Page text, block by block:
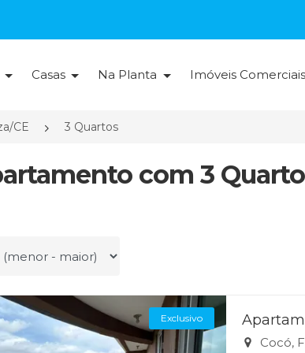
Casas Na Planta Imóveis Comerciais
CE 3 Quartos
com 3
por
Exclusivo
Cocó,